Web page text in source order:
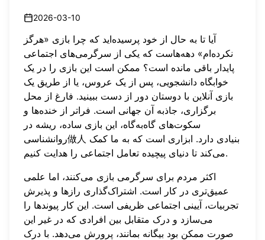
2026-03-10
آیا تا به حال از خود پرسیده‌اید که چرا بازی «هرگز
نکرده‌ام» دهه‌هاست که یکی از سرگرمی‌های اجتماعی
پایدار باقی مانده است؟ ممکن است این بازی را در یک
خوابگاه دانشجویی، پس از یک عروس، یا از طریق یک
بازی آنلاین با دوستان دور از دست ببینید. فارغ از محل
برگزاری، جاذبه آن جهانی است. فراتر از خنده‌ها و
سکوت‌های گاه‌به‌گاه، این بازی ساده، ریشه در
روانشناسی做人 بنیادی دارد. ابزاری است که به ما کمک
می‌کند تا دنیای پیچیده تعامل اجتماعی را هدایت کنیم.
اکثر مردم برای سرگرمی بازی می‌کنند، اما علمی
عمیق‌تری در کار است. اشتراک‌گذاری رازها و پذیرش
تجربیات، آیینی اجتماعی ظریفی است. این کار پیوندها را
می‌سازد و درک متقابل بین افرادی که در غیر این
صورت ممکن بود بیگانه بمانند، پرورش می‌دهد. با درک